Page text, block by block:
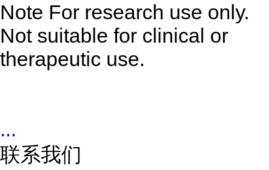
Note For research use only.
Not suitable for clinical or
therapeutic use.
...
联系我们